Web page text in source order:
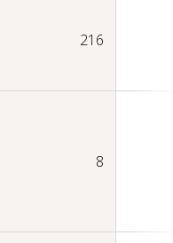
216
8